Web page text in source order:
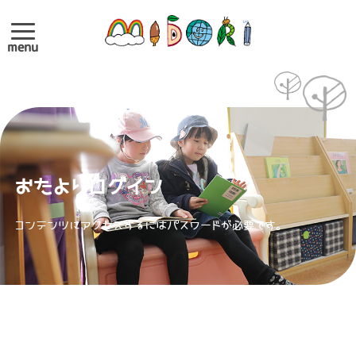
menu
おたよりログイン
コンテンツにアクセスするにはパスワードが必要です。